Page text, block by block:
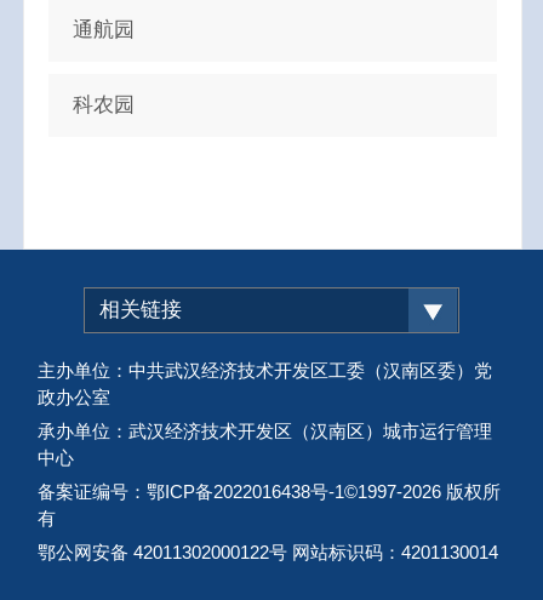
通航园
科农园
相关链接
主办单位：中共武汉经济技术开发区工委（汉南区委）党
政办公室
承办单位：武汉经济技术开发区（汉南区）城市运行管理
中心
备案证编号：鄂ICP备2022016438号-1©1997-2026 版权所
有
鄂公网安备 42011302000122号 网站标识码：4201130014